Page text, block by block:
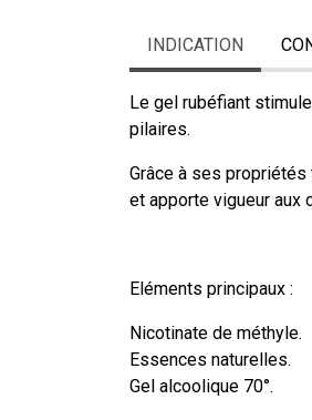
INDICATION
Le gel rubéfiant
pilaires.
Grâce à ses
et apporte vigueur aux
Eléments principaux :
Nicotinate de méthyle.
Essences naturelles.
Gel alcoolique 70°.